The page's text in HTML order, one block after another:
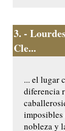
3. -
Cle...
... el lugar
diferencia
imposibles
nobleza y